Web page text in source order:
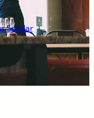
Sorular